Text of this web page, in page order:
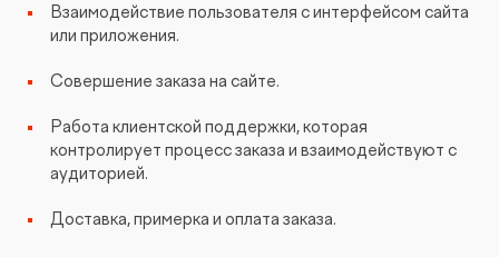
Взаимодействие пользователя с интерфейсом сайта
или приложения.
Совершение заказа на сайте.
Работа клиентской поддержки, которая
контролирует процесс заказа и взаимодействуют с
аудиторией.
Доставка, примерка и оплата заказа.